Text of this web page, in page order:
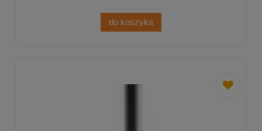
do koszyka
dodaj